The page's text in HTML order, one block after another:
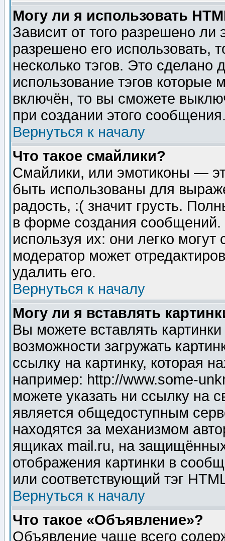
Могу ли я использовать
Зависит от того разрешено
разрешено его использовать,
несколько тэгов. Это сделано
использование тэгов
включён, то вы сможете
при создании этого
Вернуться к началу
Что такое смайлики?
Смайлики, или эмотиконы —
быть использованы для
радость, :( значит грусть.
в форме создания сообщений.
используя их: они легко
модератор может
удалить его.
Вернуться к началу
Могу ли я вставлять
Вы можете вставлять
возможности загружать
ссылку на картинку, которая
например: http://www.some-
можете указать ни ссылку на
является общедоступным
находятся за механизмом
ящиках mail.ru, на
отображения картинки в
или соответствующий тэг
Вернуться к началу
Что такое «Объявление»?
Объявление чаще всего